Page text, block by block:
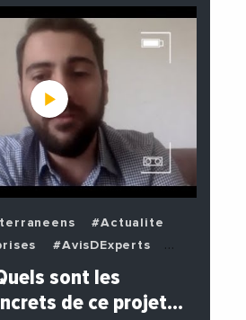
#Actualite
#AvisDExperts
sont les
de ce projet…